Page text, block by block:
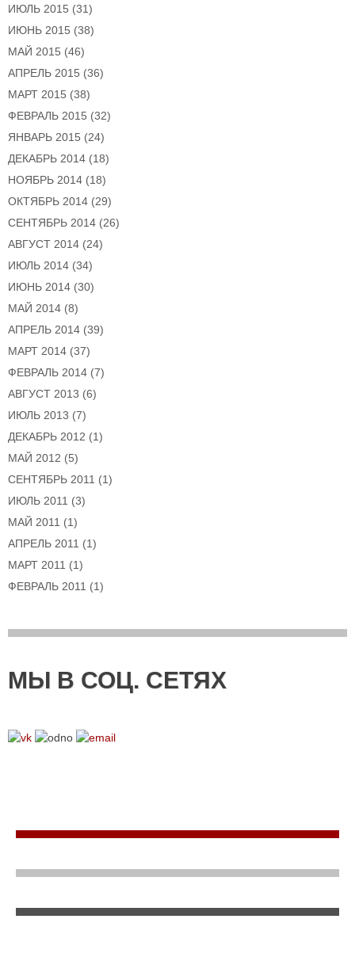
ИЮЛЬ 2015 (31)
ИЮНЬ 2015 (38)
МАЙ 2015 (46)
АПРЕЛЬ 2015 (36)
МАРТ 2015 (38)
ФЕВРАЛЬ 2015 (32)
ЯНВАРЬ 2015 (24)
ДЕКАБРЬ 2014 (18)
НОЯБРЬ 2014 (18)
ОКТЯБРЬ 2014 (29)
СЕНТЯБРЬ 2014 (26)
АВГУСТ 2014 (24)
ИЮЛЬ 2014 (34)
ИЮНЬ 2014 (30)
МАЙ 2014 (8)
АПРЕЛЬ 2014 (39)
МАРТ 2014 (37)
ФЕВРАЛЬ 2014 (7)
АВГУСТ 2013 (6)
ИЮЛЬ 2013 (7)
ДЕКАБРЬ 2012 (1)
МАЙ 2012 (5)
СЕНТЯБРЬ 2011 (1)
ИЮЛЬ 2011 (3)
МАЙ 2011 (1)
АПРЕЛЬ 2011 (1)
МАРТ 2011 (1)
ФЕВРАЛЬ 2011 (1)
МЫ В СОЦ. СЕТЯХ